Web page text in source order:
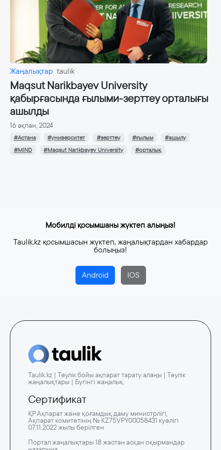
Жаңалықтар taulik
Maqsut Narikbayev University
қабырғасында ғылыми-зерттеу орталығы
ашылды
16 ақпан, 2024
#Астана #университет #зерттеу #ғылым
#ашылу
#MIND
#Maqsut Narikbayev University #орталық
Мобилді қосымшаны жүктеп алыңыз!
Taulik.kz қосымшасын жүктеп, жаңалықтардан хабардар
болыңыз!
Android IOS
Taulik.kz | Тәулік бойы ақпарат тарату алаңы | Тәулік
жаңалықтары | Бүгінгі жаңалық
Сертификат
ҚР Ақпарат және қоғамдық даму министрлігі,
Ақпарат комитетінің № KZ75VPY00058431 куәлігі
07.11.2022 жылы берілген
Портал жаңалықтары 18 жастан асқан оқырмандар